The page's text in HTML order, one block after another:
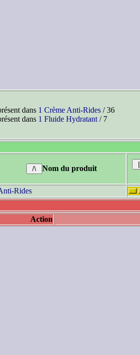
dans 1 Crème Anti-Rides / 36
dans 1 Fluide Hydratant / 7
Nom du produit
Rides
Action